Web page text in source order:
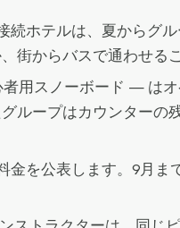
ホテルは、夏からグ
街からバスで通わせる
用スノーボード — は
ループはカウンターの
金を公表します。9月ま